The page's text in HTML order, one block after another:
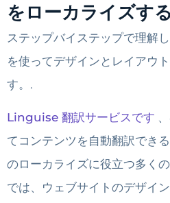
をローカライズする
ステップバイステップで理解
を使ってデザインとレイアウ
す。.
Linguise 翻訳サービスです
てコンテンツを自動翻訳でき
のローカライズに役立つ多く
では、ウェブサイトのデザイ